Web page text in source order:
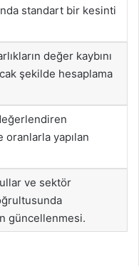
standart bir kesinti
değer kaybını
şekilde hesaplama
yapılan
ve sektör
güncellenmesi.